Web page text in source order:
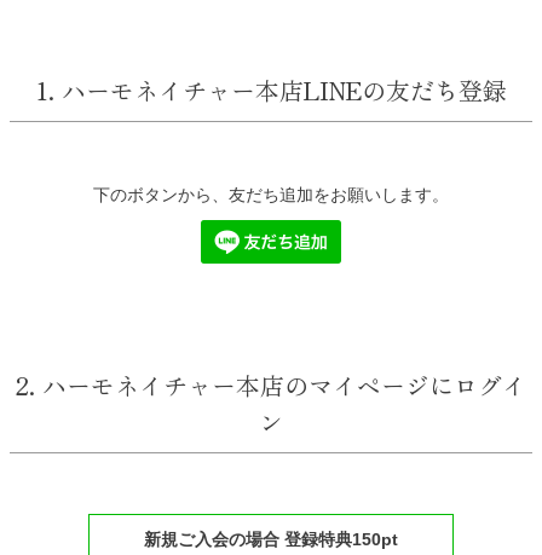
1. ハーモネイチャー本店LINEの友だち登録
下のボタンから、友だち追加をお願いします。
2. ハーモネイチャー本店のマイページにログイ
ン
新規ご入会の場合 登録特典150pt